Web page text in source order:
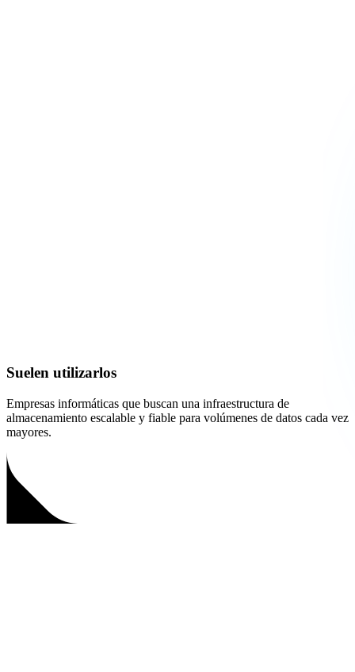
Suelen utilizarlos
Empresas informáticas que buscan una infraestructura de
almacenamiento escalable y fiable para volúmenes de datos cada vez
mayores.